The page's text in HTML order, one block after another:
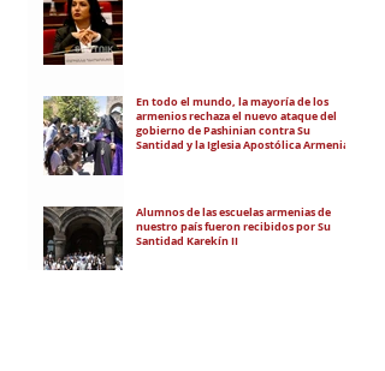
En todo el mundo, la mayoría de los
armenios rechaza el nuevo ataque del
gobierno de Pashinian contra Su
Santidad y la Iglesia Apostólica Armenia
Alumnos de las escuelas armenias de
nuestro país fueron recibidos por Su
Santidad Karekín II